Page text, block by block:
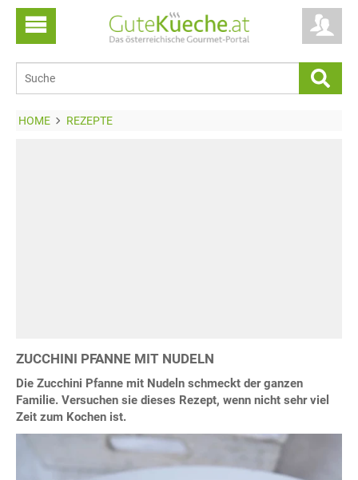
HOME REZEPTE
ZUCCHINI PFANNE MIT NUDELN
Die Zucchini Pfanne mit Nudeln schmeckt der ganzen
Familie. Versuchen sie dieses Rezept, wenn nicht sehr viel
Zeit zum Kochen ist.